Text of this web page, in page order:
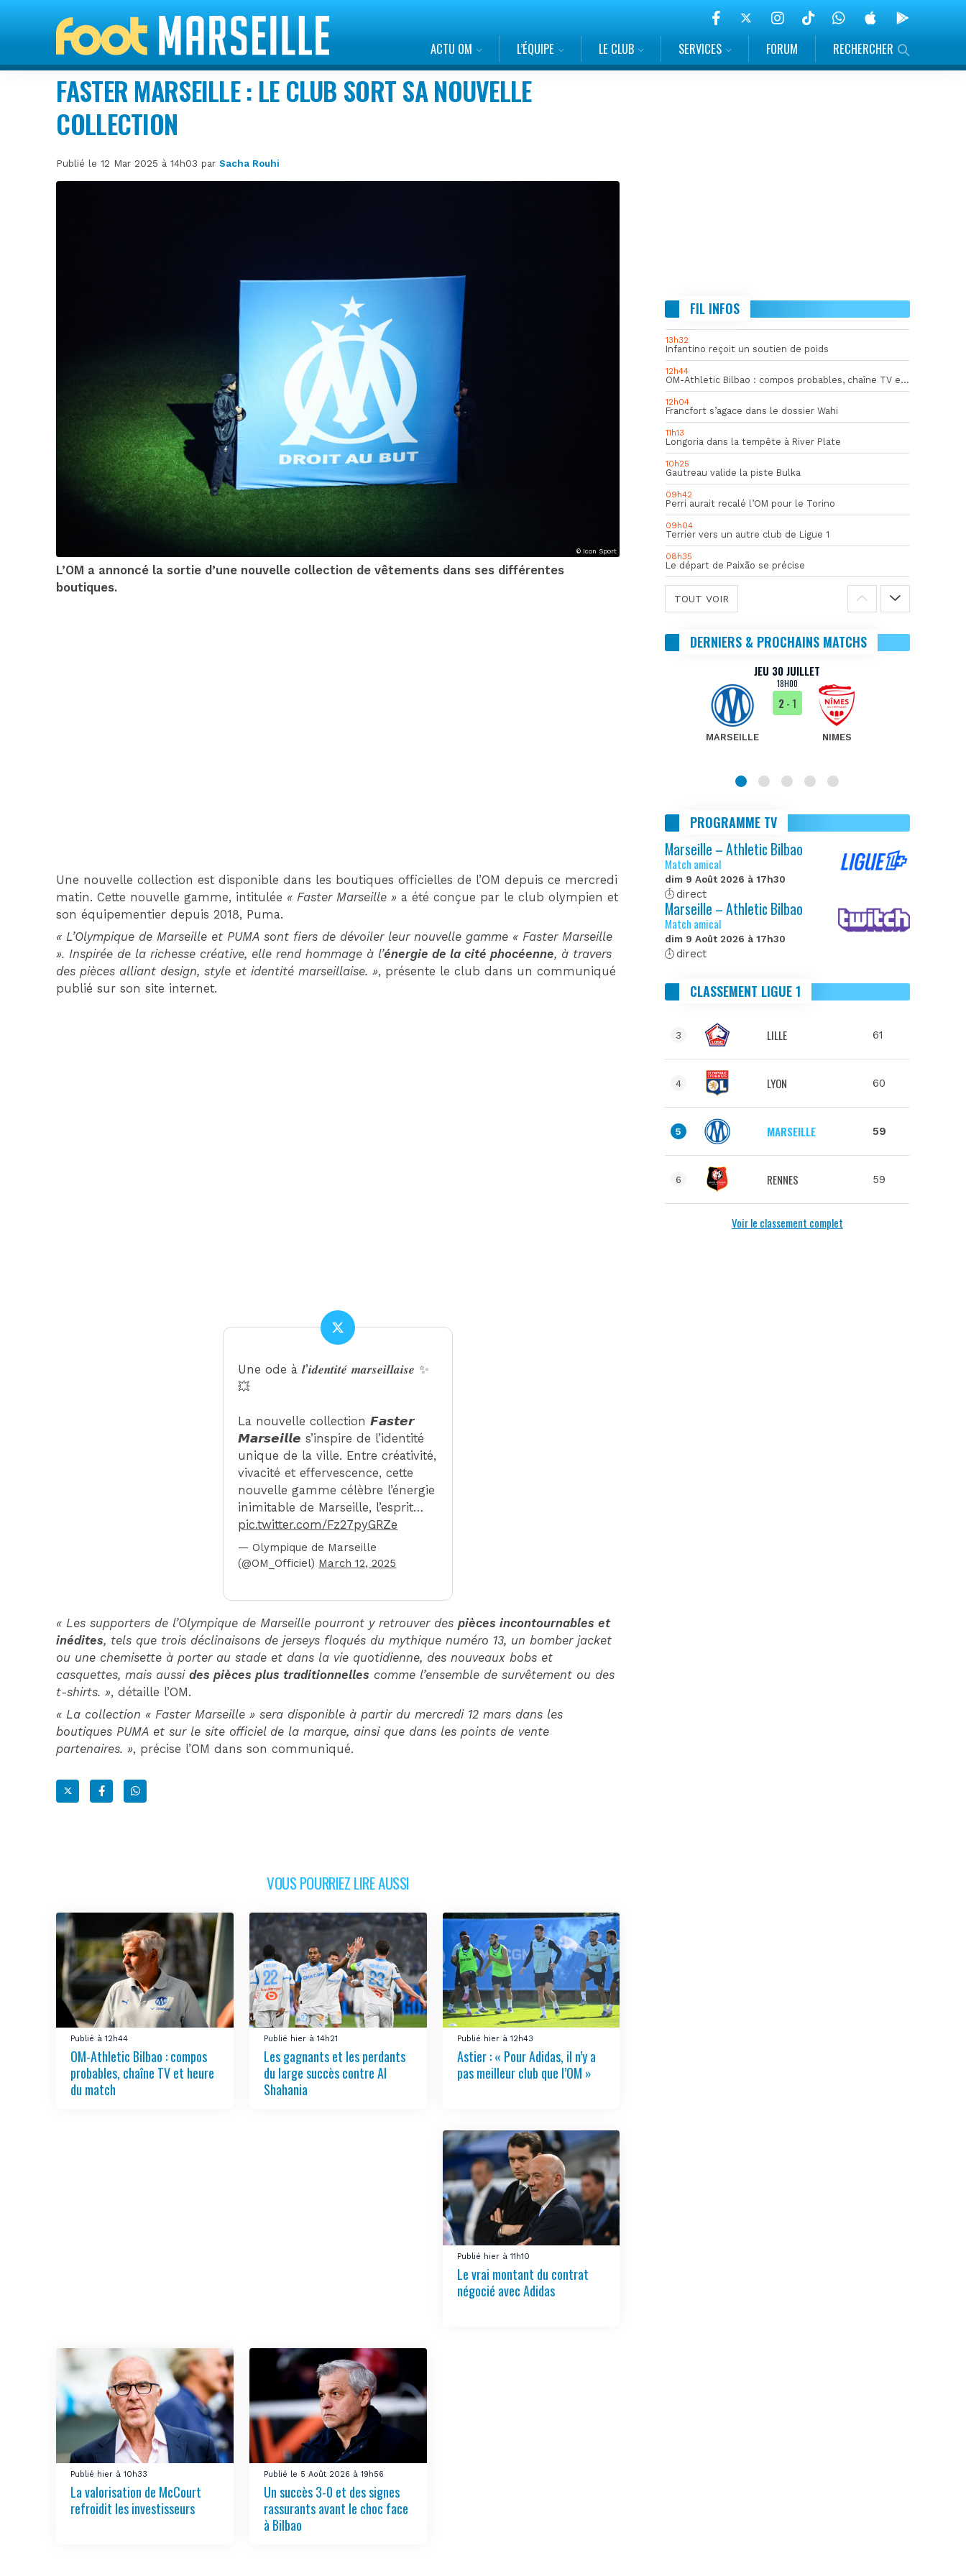
ACTU OM L’ÉQUIPE LE CLUB SERVICES FORUM RECHERCHER
FASTER MARSEILLE : LE CLUB SORT SA NOUVELLE
COLLECTION
Publié le 12 Mar 2025 à 14h03 parSacha Rouhi
© Icon Sport
L’OM a annoncé la sortie d’une nouvelle collection de vêtements dans ses différentes
boutiques.
Une nouvelle collection est disponible dans les boutiques officielles de l’OM depuis ce mercredi
matin. Cette nouvelle gamme, intitulée « Faster Marseille » a été conçue par le club olympien et
son équipementier depuis 2018, Puma.
« L’Olympique de Marseille et PUMA sont fiers de dévoiler leur nouvelle gamme « Faster Marseille
». Inspirée de la richesse créative, elle rend hommage à l’énergie de la cité phocéenne, à travers
des pièces alliant design, style et identité marseillaise. », présente le club dans un communiqué
publié sur son site internet.
Une ode à 𝒍’𝒊𝒅𝒆𝒏𝒕𝒊𝒕𝒆́ 𝒎𝒂𝒓𝒔𝒆𝒊𝒍𝒍𝒂𝒊𝒔𝒆 ✨
💥
La nouvelle collection 𝙁𝙖𝙨𝙩𝙚𝙧
𝙈𝙖𝙧𝙨𝙚𝙞𝙡𝙡𝙚 s’inspire de l’identité
unique de la ville. Entre créativité,
vivacité et effervescence, cette
nouvelle gamme célèbre l’énergie
inimitable de Marseille, l’esprit…
pic.twitter.com/Fz27pyGRZe
— Olympique de Marseille
(@OM_Officiel) March 12, 2025
« Les supporters de l’Olympique de Marseille pourront y retrouver despièces incontournables et
inédites, tels que trois déclinaisons de jerseys floqués du mythique numéro 13, un bomber jacket
ou une chemisette à porter au stade et dans la vie quotidienne, des nouveaux bobs et
casquettes, mais aussides pièces plus traditionnelles comme l’ensemble de survêtement ou des
t-shirts. », détaille l’OM.
« La collection « Faster Marseille » sera disponible à partir du mercredi 12 mars dans les
boutiques PUMA et sur le site officiel de la marque, ainsi que dans les points de vente
partenaires. », précise l’OM dans son communiqué.
VOUS POURRIEZ LIRE AUSSI
Publié à 12h44
OM-Athletic Bilbao : compos
probables, chaîne TV et heure
du match
Publié hier à 14h21
Les gagnants et les perdants
du large succès contre Al
Shahania
Publié hier à 12h43
Astier : « Pour Adidas, il n’y a
pas meilleur club que l’OM »
Publié hier à 11h10
Le vrai montant du contrat
négocié avec Adidas
Publié hier à 10h33
La valorisation de McCourt
refroidit les investisseurs
Publié le 5 Août 2026 à 19h56
Un succès 3-0 et des signes
rassurants avant le choc face
à Bilbao
FIL INFOS
13h32
Infantino reçoit un soutien de poids
12h44
OM-Athletic Bilbao : compos probables, chaîne TV et heure du match
12h04
Francfort s’agace dans le dossier Wahi
11h13
Longoria dans la tempête à River Plate
10h25
Gautreau valide la piste Bulka
09h42
Perri aurait recalé l’OM pour le Torino
09h04
Terrier vers un autre club de Ligue 1
08h35
Le départ de Paixão se précise
TOUT VOIR
DERNIERS & PROCHAINS MATCHS
JEU 30 JUILLET
18H00
MARSEILLE
2- 1
NIMES
PROGRAMME TV
Marseille – Athletic Bilbao
Match amical
dim 9 Août 2026 à 17h30
direct
Marseille – Athletic Bilbao
Match amical
dim 9 Août 2026 à 17h30
direct
CLASSEMENT LIGUE 1
3 LILLE 61
4 LYON 60
5 MARSEILLE 59
6 RENNES 59
Voir le classement complet